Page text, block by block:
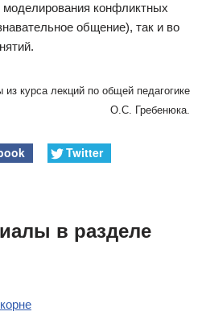
моделирования конфликтных
общение), так и во
курса лекций по общей педагогике
О.С. Гребенюка.
Twitter
в разделе